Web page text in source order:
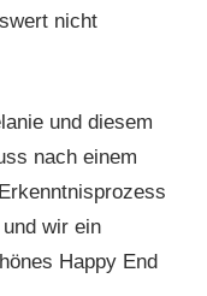
nicht
und diesem
nach einem
wir ein
Happy End